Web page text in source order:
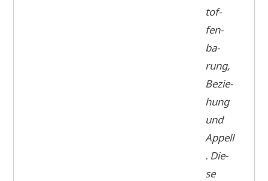
t­of­
fen­
ba­
rung,
Bezie­
hung
und
Appell
. Die­
se